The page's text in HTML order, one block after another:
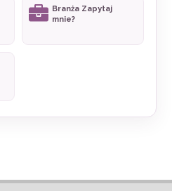
Branża Zapytaj
mnie?